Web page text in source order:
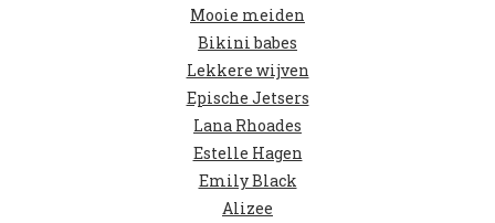
Mooie meiden
Bikini babes
Lekkere wijven
Epische Jetsers
Lana Rhoades
Estelle Hagen
Emily Black
Alizee